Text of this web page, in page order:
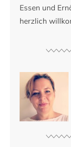
Essen und
herzlich